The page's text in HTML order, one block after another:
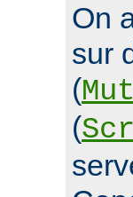
On
sur
(
(